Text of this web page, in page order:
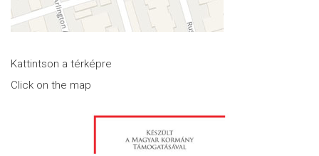
Kattintson a térképre
Click on the map